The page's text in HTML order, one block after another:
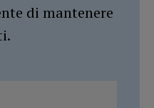
di mantenere